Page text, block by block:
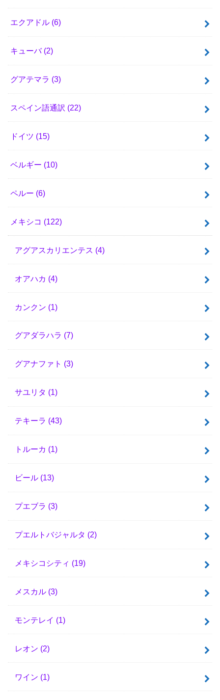
エクアドル (6)
キューバ (2)
グアテマラ (3)
スペイン語通訳 (22)
ドイツ (15)
ベルギー (10)
ペルー (6)
メキシコ (122)
アグアスカリエンテス (4)
オアハカ (4)
カンクン (1)
グアダラハラ (7)
グアナファト (3)
サユリタ (1)
テキーラ (43)
トルーカ (1)
ビール (13)
プエブラ (3)
プエルトバジャルタ (2)
メキシコシティ (19)
メスカル (3)
モンテレイ (1)
レオン (2)
ワイン (1)